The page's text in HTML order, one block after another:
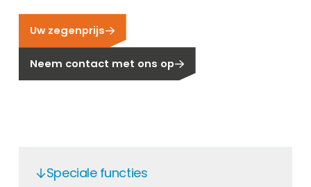
Carrière
Ben je op zoek naar een baan in de
hernieuwbare energiesector? Dan ben je hier
aan het juiste adres!
Uw zegenprijs
Neem contact met ons op
Speciale functies